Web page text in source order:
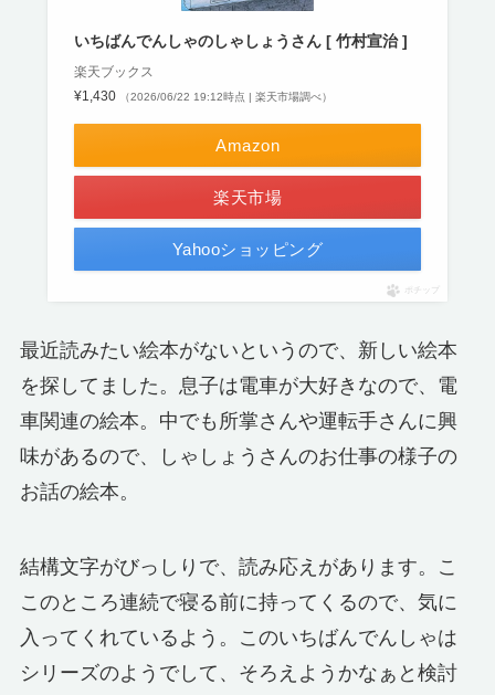
いちばんでんしゃのしゃしょうさん [ 竹村宣治 ]
楽天ブックス
¥1,430
（2026/06/22 19:12時点 | 楽天市場調べ）
Amazon
楽天市場
Yahooショッピング
ポチップ
最近読みたい絵本がないというので、新しい絵本
を探してました。息子は電車が大好きなので、電
車関連の絵本。中でも所掌さんや運転手さんに興
味があるので、しゃしょうさんのお仕事の様子の
お話の絵本。
結構文字がびっしりで、読み応えがあります。こ
このところ連続で寝る前に持ってくるので、気に
入ってくれているよう。このいちばんでんしゃは
シリーズのようでして、そろえようかなぁと検討